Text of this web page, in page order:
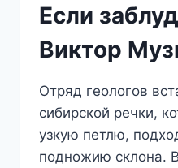
Если
Виктор
Отряд геологов
сибирской речки,
узкую петлю,
подножию склона.